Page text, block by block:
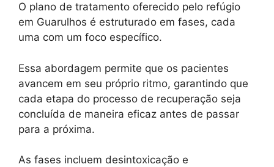
O plano de tratamento oferecido pelo refúgio
em Guarulhos é estruturado em fases, cada
uma com um foco específico.
Essa abordagem permite que os pacientes
avancem em seu próprio ritmo, garantindo que
cada etapa do processo de recuperação seja
concluída de maneira eficaz antes de passar
para a próxima.
As fases incluem desintoxicação e